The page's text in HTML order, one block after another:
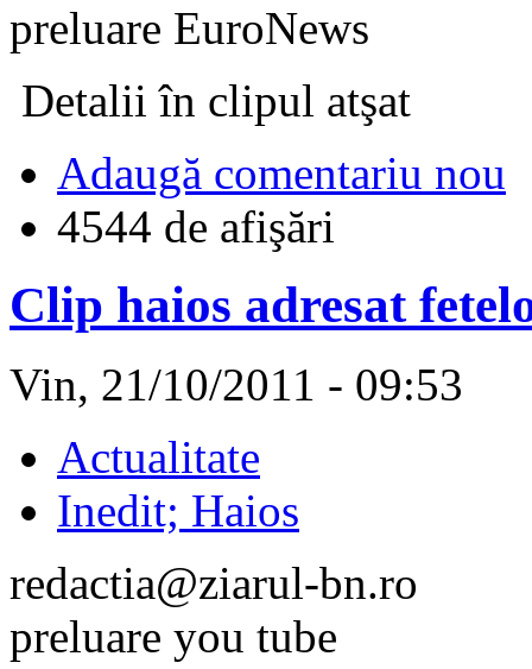
preluare EuroNews
Detalii în clipul atşat
Adaugă comentariu nou
4544 de afişări
Clip haios adresat
Vin, 21/10/2011 - 09:53
Actualitate
Inedit; Haios
redactia@ziarul-bn.ro
preluare you tube